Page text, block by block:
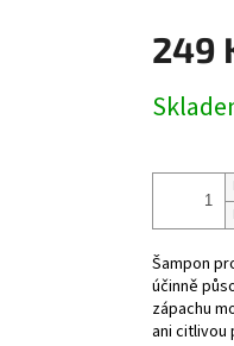
249
cena:
Šampon
účinně
zápachu
ani citlivou